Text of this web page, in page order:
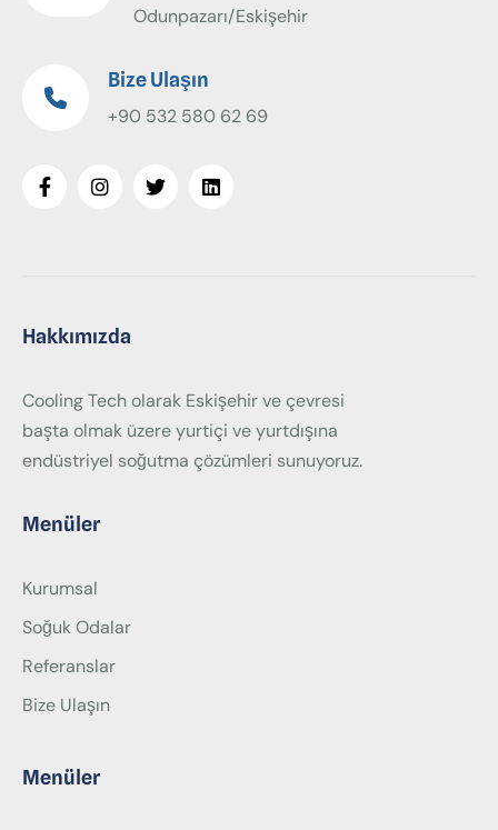
Odunpazarı/Eskişehir
Bize Ulaşın
+90 532 580 62 69
Hakkımızda
Cooling Tech olarak Eskişehir ve çevresi
başta olmak üzere yurtiçi ve yurtdışına
endüstriyel soğutma çözümleri sunuyoruz.
Menüler
Kurumsal
Soğuk Odalar
Referanslar
Bize Ulaşın
Menüler